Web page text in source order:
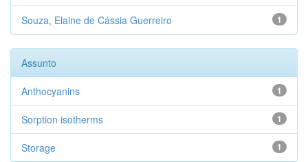
1
Souza, Elaine de Cássia Guerreiro
Assunto
1
Anthocyanins
1
Sorption isotherms
1
Storage